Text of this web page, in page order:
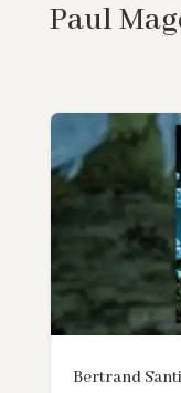
Paul
Bertrand